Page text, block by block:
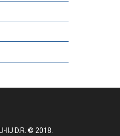
IIJ D.R. © 2018.